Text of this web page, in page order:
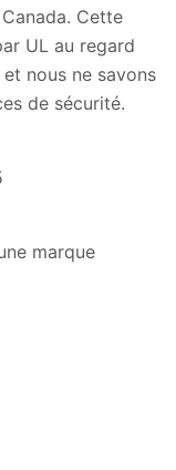
Cette
UL au regard
nous ne savons
de sécurité.
marque